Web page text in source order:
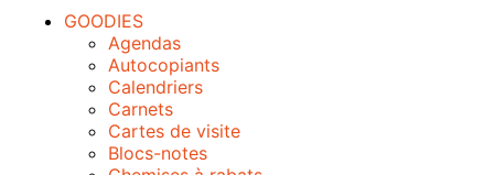
GOODIES
Agendas
Autocopiants
Calendriers
Carnets
Cartes de visite
Blocs-notes